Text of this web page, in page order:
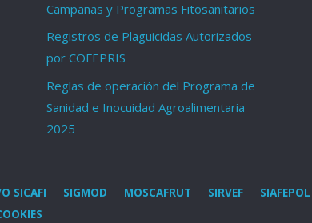
Campañas y Programas Fitosanitarios
Registros de Plaguicidas Autorizados
por COFEPRIS
Reglas de operación del Programa de
Sanidad e Inocuidad Agroalimentaria
2025
SICAFI SIGMOD MOSCAFRUT SIRVEF SIAFEPOL